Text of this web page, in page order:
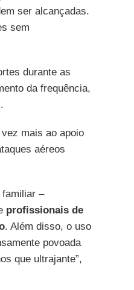
ser alcançadas.
sem
durante as
da frequência,
mais ao apoio
aéreos
–
profissionais de
. Além disso, o uso
povoada
que ultrajante”,